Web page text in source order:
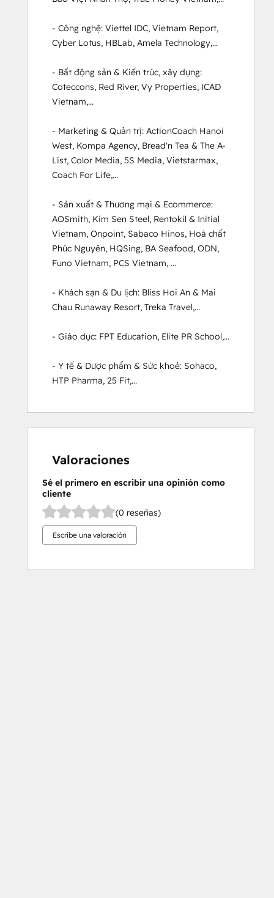
- Công nghệ: Viettel IDC, Vietnam Report,
Cyber Lotus, HBLab, Amela Technology,...
- Bất động sản & Kiến trúc, xây dựng:
Coteccons, Red River, Vy Properties, ICAD
Vietnam,...
- Marketing & Quản trị: ActionCoach Hanoi
West, Kompa Agency, Bread'n Tea & The A-
List, Color Media, 5S Media, Vietstarmax,
Coach For Life,...
- Sản xuất & Thương mại & Ecommerce:
AOSmith, Kim Sen Steel, Rentokil & Initial
Vietnam, Onpoint, Sabaco Hinos, Hoá chất
Phúc Nguyên, HQSing, BA Seafood, ODN,
Funo Vietnam, PCS Vietnam, ...
- Khách sạn & Du lịch: Bliss Hoi An & Mai
Chau Runaway Resort, Treka Travel,...
- Giáo dục: FPT Education, Elite PR School,...
- Y tế & Dược phẩm & Sức khoẻ: Sohaco,
HTP Pharma, 25 Fit,...
Valoraciones
Sé el primero en escribir una opinión como
cliente
(0 reseñas)
Escribe una valoración